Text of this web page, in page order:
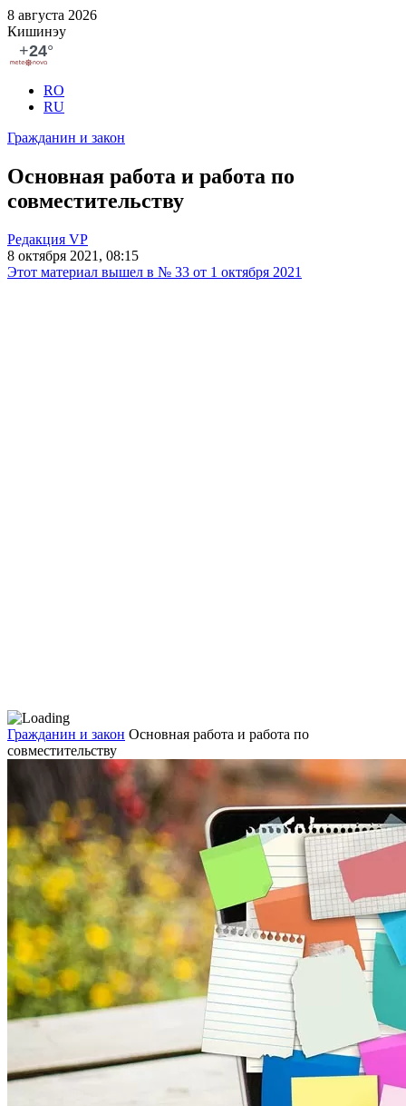
8 августа 2026
Кишинэу
RO
RU
Гражданин и закон
Основная работа и работа по
совместительству
Редакция VP
8 октября 2021, 08:15
Этот материал вышел в № 33 от 1 октября 2021
Гражданин и закон Основная работа и работа по
совместительству